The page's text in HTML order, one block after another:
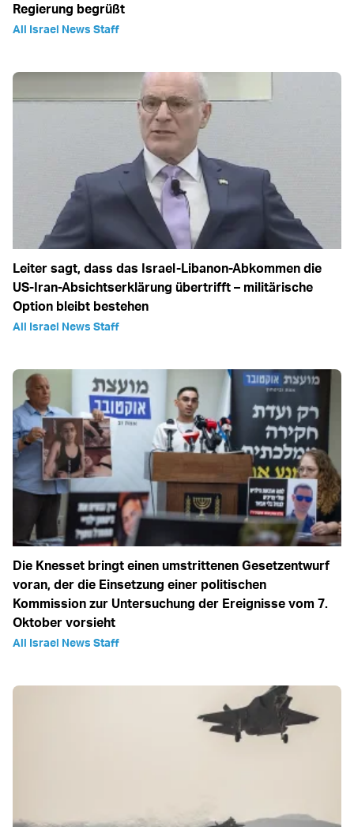
Regierung begrüßt
All Israel News Staff
Leiter sagt, dass das Israel-Libanon-Abkommen die
US-Iran-Absichtserklärung übertrifft – militärische
Option bleibt bestehen
All Israel News Staff
Die Knesset bringt einen umstrittenen Gesetzentwurf
voran, der die Einsetzung einer politischen
Kommission zur Untersuchung der Ereignisse vom 7.
Oktober vorsieht
All Israel News Staff